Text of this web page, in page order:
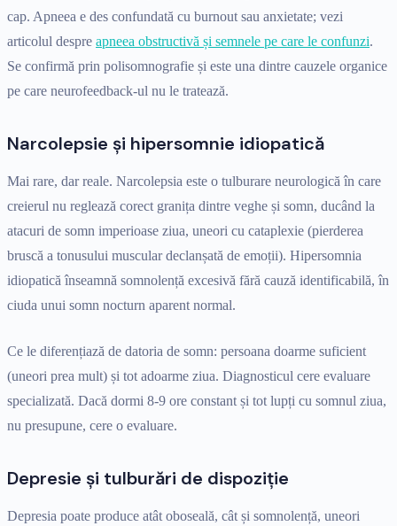
cap. Apneea e des confundată cu burnout sau anxietate; vezi
articolul despre apneea obstructivă și semnele pe care le confunzi.
Se confirmă prin polisomnografie și este una dintre cauzele organice
pe care neurofeedback-ul nu le tratează.
Narcolepsie și hipersomnie idiopatică
Mai rare, dar reale. Narcolepsia este o tulburare neurologică în care
creierul nu reglează corect granița dintre veghe și somn, ducând la
atacuri de somn imperioase ziua, uneori cu cataplexie (pierderea
bruscă a tonusului muscular declanșată de emoții). Hipersomnia
idiopatică înseamnă somnolență excesivă fără cauză identificabilă, în
ciuda unui somn nocturn aparent normal.
Ce le diferențiază de datoria de somn: persoana doarme suficient
(uneori prea mult) și tot adoarme ziua. Diagnosticul cere evaluare
specializată. Dacă dormi 8-9 ore constant și tot lupți cu somnul ziua,
nu presupune, cere o evaluare.
Depresie și tulburări de dispoziție
Depresia poate produce atât oboseală, cât și somnolență, uneori